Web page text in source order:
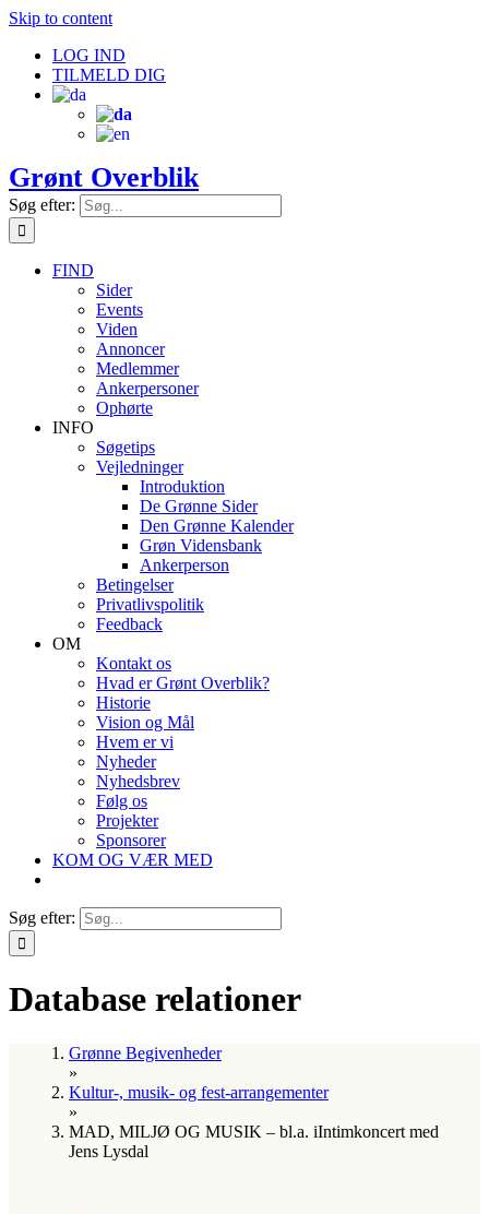
Skip to content
LOG IND
TILMELD DIG
Grønt Overblik
Søg efter:
FIND
Sider
Events
Viden
Annoncer
Medlemmer
Ankerpersoner
Ophørte
INFO
Søgetips
Vejledninger
Introduktion
De Grønne Sider
Den Grønne Kalender
Grøn Vidensbank
Ankerperson
Betingelser
Privatlivspolitik
Feedback
OM
Kontakt os
Hvad er Grønt Overblik?
Historie
Vision og Mål
Hvem er vi
Nyheder
Nyhedsbrev
Følg os
Projekter
Sponsorer
KOM OG VÆR MED
Søg efter:
Database relationer
Grønne Begivenheder
»
Kultur-, musik- og fest-arrangementer
»
MAD, MILJØ OG MUSIK – bl.a. iIntimkoncert med
Jens Lysdal